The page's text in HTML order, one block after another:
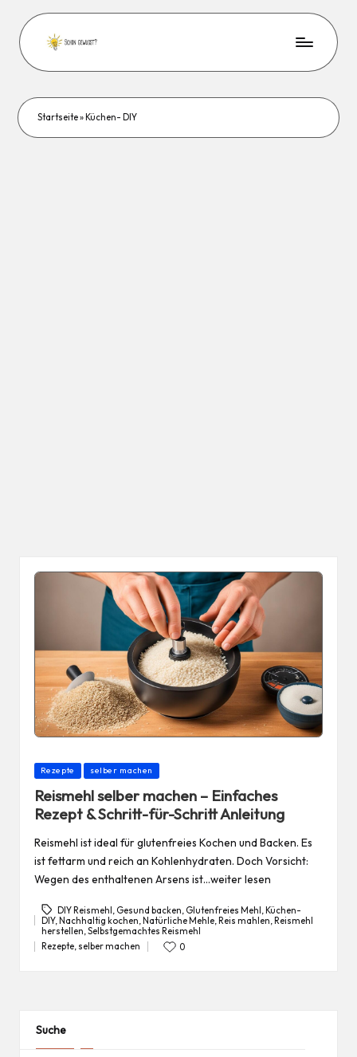
Startseite» Küchen- DIY
Posted
Rezepte selber machen
Reismehl selber machen – Einfaches
Rezept & Schritt-für-Schritt Anleitung
Reismehl ist ideal für glutenfreies Kochen und Backen. Es
ist fettarm und reich an Kohlenhydraten. Doch Vorsicht:
Wegen des enthaltenen Arsens ist…weiter lesen
Tags:
DIY Reismehl Gesund backen Glutenfreies Mehl Küchen-
DIY, Nachhaltig kochen Natürliche Mehle, Reis mahlen Reismehl
herstellen Selbstgemachtes Reismehl
Posted
Rezepte, selber machen 0
Suche